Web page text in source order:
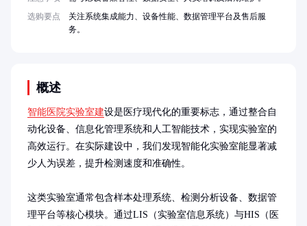
概述
智能医院实验室建设是医疗现代化的重要标志，通过整合自
动化设备、信息化管理系统和人工智能技术，实现实验室的
高效运行。在实际建设中，我们发现智能化实验室能显著减
少人为误差，提升检测速度和准确性。
这类实验室通常包含样本处理系统、检测分析设备、数据管
理平台等核心模块。通过LIS（实验室信息系统）与HIS（医
选购要点
关注系统集成能力、设备性能、数据管理平台及售后服
务。